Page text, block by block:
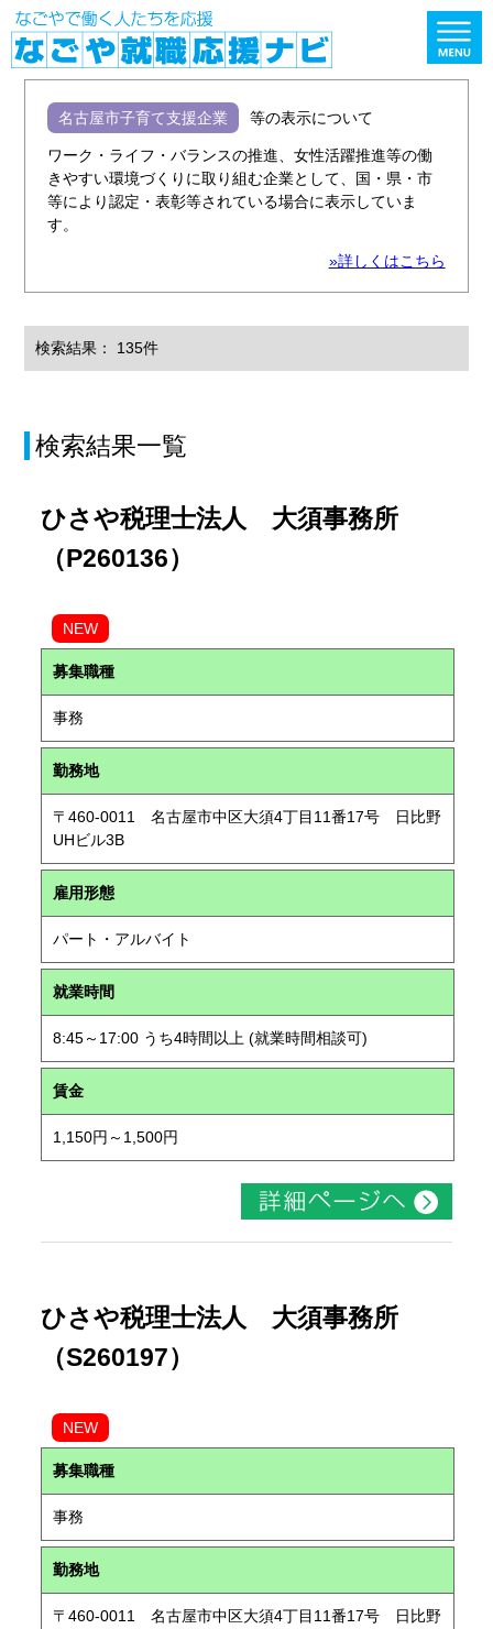
名古屋市子育て支援企業 等の表示について
ワーク・ライフ・バランスの推進、女性活躍推進等の働
きやすい環境づくりに取り組む企業として、国・県・市
等により認定・表彰等されている場合に表示していま
す。
»詳しくはこちら
検索結果： 135件
検索結果一覧
ひさや税理士法人 大須事務所
（P260136）
NEW
募集職種
事務
勤務地
〒460-0011 名古屋市中区大須4丁目11番17号 日比野
UHビル3B
雇用形態
パート・アルバイト
就業時間
8:45～17:00 うち4時間以上 (就業時間相談可)
賃金
1,150円～1,500円
ひさや税理士法人 大須事務所
（S260197）
NEW
募集職種
事務
勤務地
〒460-0011 名古屋市中区大須4丁目11番17号 日比野